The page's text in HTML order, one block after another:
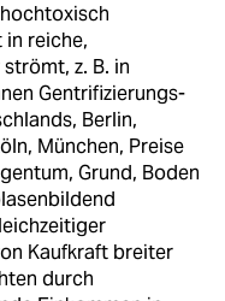
reiche,
z. B. in
Gentrifizierungs-
Berlin,
München, Preise
Grund, Boden
Kaufkraft breiter
durch